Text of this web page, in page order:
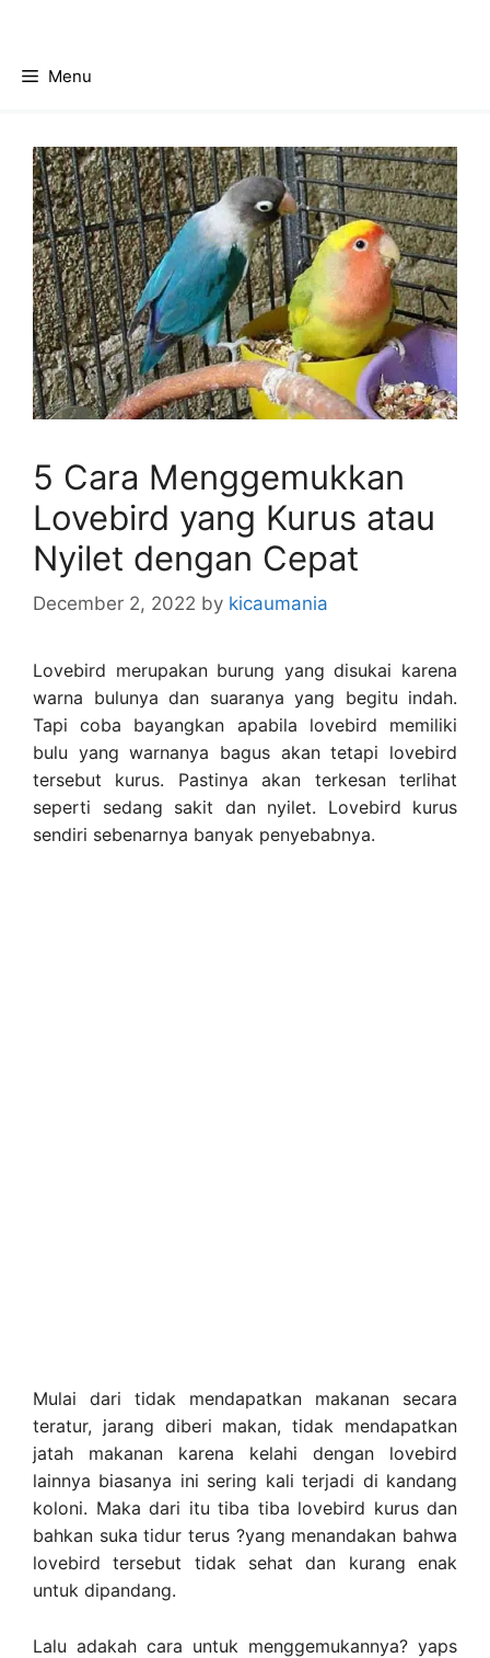
contentMenu
5 Cara Menggemukkan
Lovebird yang Kurus atau
Nyilet dengan Cepat
December 2, 2022 by kicaumania
Lovebird merupakan burung yang disukai karena
warna bulunya dan suaranya yang begitu indah.
Tapi coba bayangkan apabila lovebird memiliki
bulu yang warnanya bagus akan tetapi lovebird
tersebut kurus. Pastinya akan terkesan terlihat
seperti sedang sakit dan nyilet. Lovebird kurus
sendiri sebenarnya banyak penyebabnya.
Mulai dari tidak mendapatkan makanan secara
teratur, jarang diberi makan, tidak mendapatkan
jatah makanan karena kelahi dengan lovebird
lainnya biasanya ini sering kali terjadi di kandang
koloni. Maka dari itu tiba tiba lovebird kurus dan
bahkan suka tidur terus ?yang menandakan bahwa
lovebird tersebut tidak sehat dan kurang enak
untuk dipandang.
Lalu adakah cara untuk menggemukannya? yaps